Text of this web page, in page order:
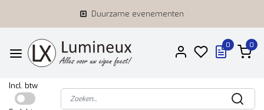
Duurzame evenementen
0 0
Incl. btw